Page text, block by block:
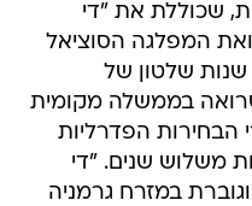
שכוללת את "די
המפלגה הסוציאל
דמוקרטית, הביאה לסיום 24 שנות שלטון של
בממשלה מקומית
הבחירות הפדרליות
משלוש שנים. "די
במזרח גרמניה